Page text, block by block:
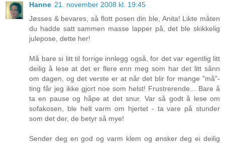
Hanne 21. november 2008 kl. 19:45
Jøsses & bevares, så flott posen din ble, Anita! Likte måten
du hadde satt sammen masse lapper på, det ble skikkelig
julepose, dette her!
Må bare si litt til forrige innlegg også, for det var egentlig litt
deilig å lese at det er flere enn meg som har det litt sånn
om dagen, og det verste er at når det blir for mange "må"-
ting får jeg ikke gjort noe som helst! Frustrerende... Bare å
ta en pause og håpe at det snur. Var så godt å lese om
sofakosen, ble helt varm om hjertet - ta vare på stunder
som det der, de betyr så mye!
Sender deg en god og varm klem og ønsker deg ei deilig